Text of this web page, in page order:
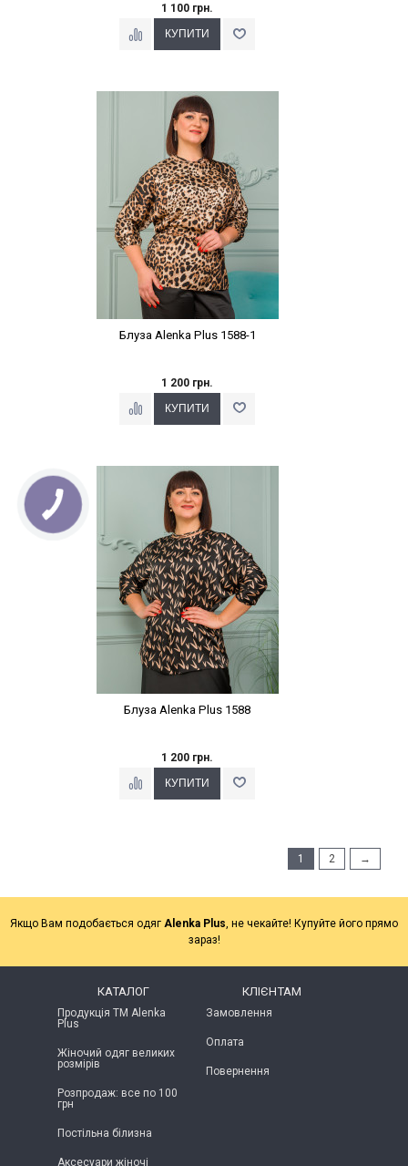
1 100 грн.
Наклейки Варіант з %
Блуза Alenka Plus 1588-1
1 200 грн.
Наклейки Варіант з %
Блуза Alenka Plus 1588
1 200 грн.
1 2 →
Якщо Вам подобається одяг Alenka Plus , не чекайте! Купуйте його прямо
зараз!
КАТАЛОГ
Продукція ТМ Alenka
Plus
Жіночий одяг великих
розмірів
Розпродаж: все по 100
грн
Постільна білизна
Аксесуари жіночі
КЛІЄНТАМ
Замовлення
Оплата
Повернення